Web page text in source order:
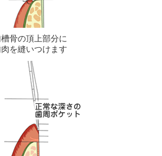
骨の頂上部分に
を縫いつけます